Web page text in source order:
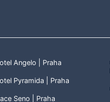
Angelo | Praha
Pyramida | Praha
Seno | Praha